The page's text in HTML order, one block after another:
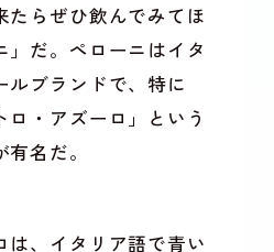
たらぜひ飲んでみてほ
」だ。ペローニはイタ
ルブランドで、特に
ロ・アズーロ」という
名だ。
は、イタリア語で青い